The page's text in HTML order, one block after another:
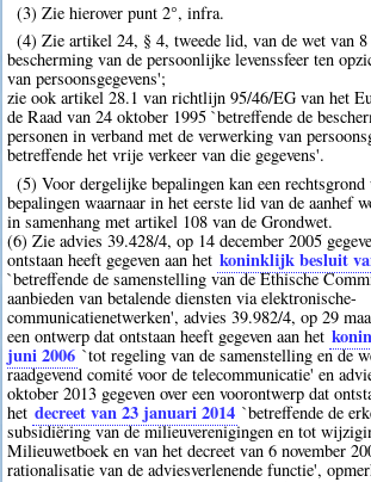
(3) Zie hierover punt 2°, infra.
(4) Zie artikel 24, § 4, tweede lid, van de wet van 8
bescherming van de persoonlijke levenssfeer ten
van persoonsgegevens';
zie ook artikel 28.1 van richtlijn 95/46/EG van het
de Raad van 24 oktober 1995 `betreffende de
personen in verband met de verwerking van
betreffende het vrije verkeer van die gegevens'.
(5) Voor dergelijke bepalingen kan een rechtsgrond
bepalingen waarnaar in het eerste lid van de aanhef
in samenhang met artikel 108 van de Grondwet.
(6) Zie advies 39.428/4, op 14 december 2005
ontstaan heeft gegeven aan het koninklijk besluit
`betreffende de samenstelling van de Ethische
aanbieden van betalende diensten via elektronische-
communicatienetwerken', advies 39.982/4, op 29
een ontwerp dat ontstaan heeft gegeven aan het
juni 2006 `tot regeling van de samenstelling en de
raadgevend comité voor de telecommunicatie' en
oktober 2013 gegeven over een voorontwerp dat
het decreet van 23 januari 2014 `betreffende de
subsidiëring van de milieuverenigingen en tot
Milieuwetboek en van het decreet van 6 november
rationalisatie van de adviesverlenende functie',